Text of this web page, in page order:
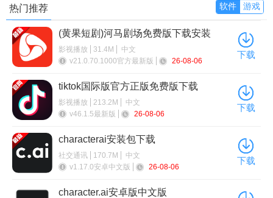
热门推荐 软件 游戏
(黄果短剧)河马剧场免费版下载安装
影视播放 31.4M
中文
v21.0.70.1000官方最新版
26-08-06
下载
tiktok国际版官方正版免费版下载
影视播放 213.2M
中文
v46.1.5最新版
26-08-06
下载
characterai安装包下载
社交通讯 170.7M
中文
v1.17.0安卓中文版
26-08-06
下载
character.ai安卓版中文版